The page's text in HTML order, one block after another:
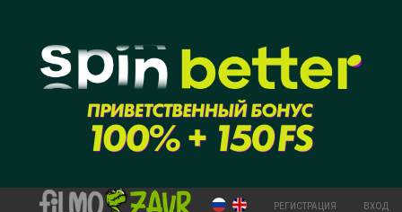
РЕГИСТРАЦИЯ ВХОД